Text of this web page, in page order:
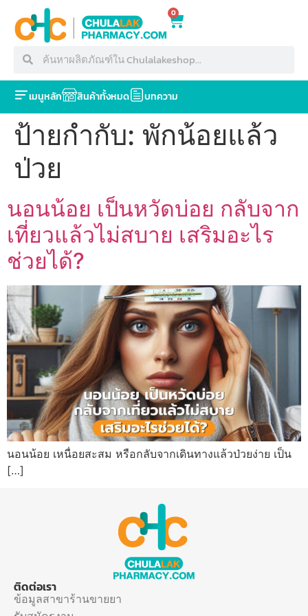
0
เมนูหลัก สินค้าทั้งหมด บทความ
ป้ายกำกับ: พักน้อยแล้ว
ป่วย
นอนน้อย เป็นหวัดบ่อย กลับจาก
เที่ยวแล้วไม่สบาย เสริมอะไร
ช่วยได้?
นอนน้อย เหนื่อยสะสม หรือกลับจากเดินทางแล้วป่วยง่าย เป็น
[…]
ติดต่อเรา
ข้อมูลสาขาร้านขายยา